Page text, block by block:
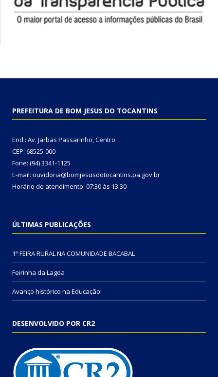
PREFEITURA DE BOM JESUS DO TOCANTINS
End.: Av. Jarbas Passarinho, Centro
CEP: 68525-000
Fone: (94) 3341-1125
E-mail: ouvidoria@bomjesusdotocantins.pa.gov.br
Horário de atendimento: 07:30 às 13:30
ÚLTIMAS PUBLICAÇÕES
1ª FEIRA RURAL NA COMUNIDADE BACABAL
Feirinha da Lagoa
Avanço histórico na Educação!
DESENVOLVIDO POR CR2